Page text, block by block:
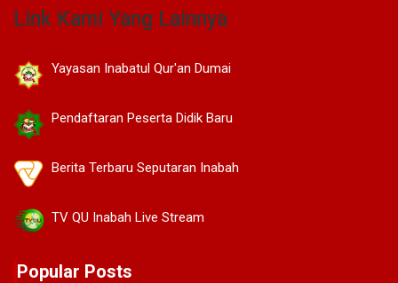
Link Kami Yang Lainnya
Yayasan Inabatul Qur'an Dumai
Pendaftaran Peserta Didik Baru
Berita Terbaru Seputaran Inabah
TV QU Inabah Live Stream
Popular Posts